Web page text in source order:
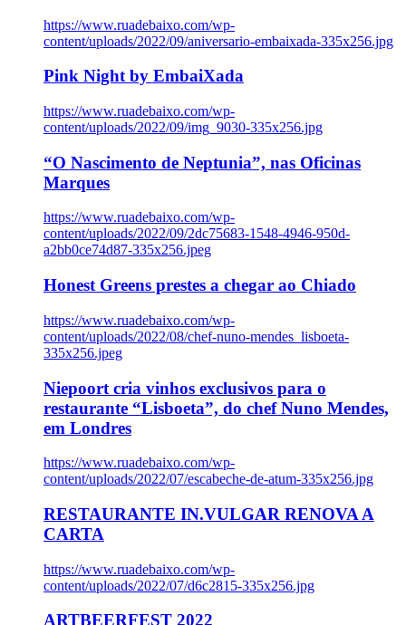
https://www.ruadebaixo.com/wp-
content/uploads/2022/09/aniversario-embaixada-335x256.jpg
Pink Night by EmbaiXada
https://www.ruadebaixo.com/wp-
content/uploads/2022/09/img_9030-335x256.jpg
“O Nascimento de Neptunia”, nas Oficinas
Marques
https://www.ruadebaixo.com/wp-
content/uploads/2022/09/2dc75683-1548-4946-950d-
a2bb0ce74d87-335x256.jpeg
Honest Greens prestes a chegar ao Chiado
https://www.ruadebaixo.com/wp-
content/uploads/2022/08/chef-nuno-mendes_lisboeta-
335x256.jpeg
Niepoort cria vinhos exclusivos para o
restaurante “Lisboeta”, do chef Nuno Mendes,
em Londres
https://www.ruadebaixo.com/wp-
content/uploads/2022/07/escabeche-de-atum-335x256.jpg
RESTAURANTE IN.VULGAR RENOVA A
CARTA
https://www.ruadebaixo.com/wp-
content/uploads/2022/07/d6c2815-335x256.jpg
ARTBEERFEST 2022